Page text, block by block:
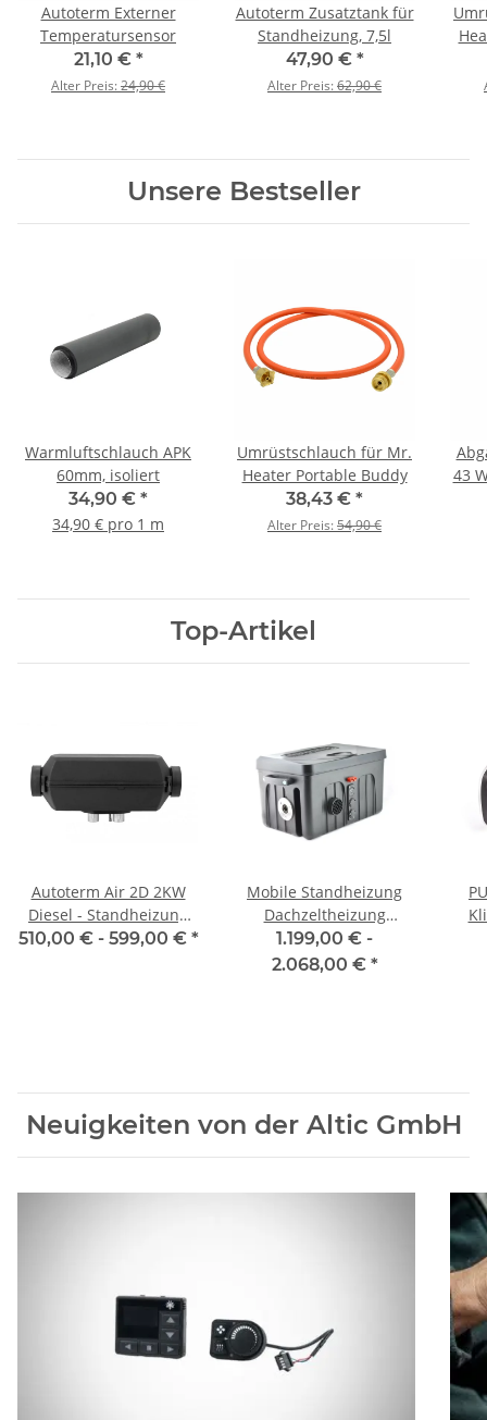
Autoterm Externer
Temperatursensor
21,10 € *
Alter Preis:24,90 €
Autoterm Zusatztank für
Standheizung, 7,5l
47,90 € *
Alter Preis:62,90 €
Unsere Bestseller
Warmluftschlauch APK
60mm, isoliert
34,90 € *
34,90 € pro 1 m
Umrüstschlauch für Mr.
Heater Portable Buddy
38,43 € *
Alter Preis:54,90 €
43
Top-Artikel
Autoterm Air 2D 2KW
Diesel - Standheizung
(ehem. Planar 2D)
510,00 € - 599,00 € *
Mobile Standheizung
Dachzeltheizung
Autoterm Air 2D
1.199,00 € -
2.068,00 € *
Neuigkeiten von der Altic GmbH